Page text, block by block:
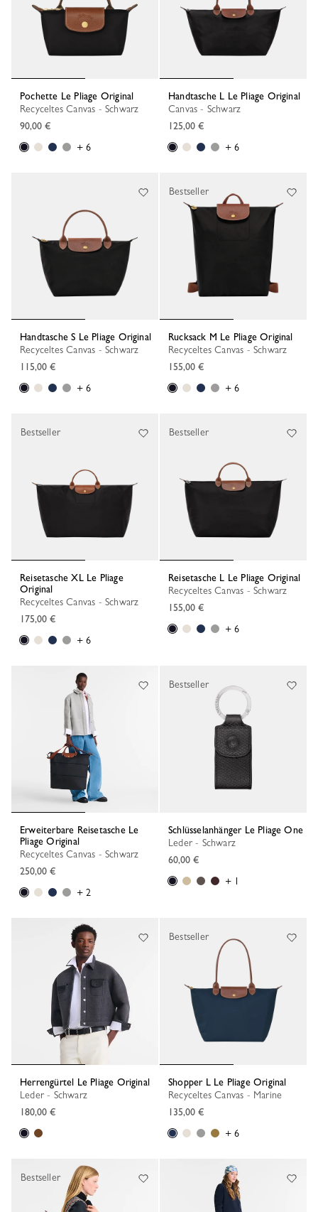
Pochette Le Pliage Original
Recyceltes Canvas - Schwarz
90,00 €
+ 6
Handtasche L Le Pliage Original
Canvas - Schwarz
125,00 €
+ 6
Handtasche S Le Pliage Original
Recyceltes Canvas - Schwarz
115,00 €
+ 6
Rucksack M Le Pliage Original
Recyceltes Canvas - Schwarz
155,00 €
+ 6
Bestseller
Reisetasche XL Le Pliage
Original
Recyceltes Canvas - Schwarz
175,00 €
+ 6
Bestseller
Reisetasche L Le Pliage Original
Recyceltes Canvas - Schwarz
155,00 €
+ 6
Bestseller
Erweiterbare Reisetasche Le
Pliage Original
Recyceltes Canvas - Schwarz
250,00 €
+ 2
Schlüsselanhänger Le Pliage One
Leder - Schwarz
60,00 €
+ 1
Bestseller
Herrengürtel Le Pliage Original
Leder - Schwarz
180,00 €
Shopper L Le Pliage Original
Recyceltes Canvas - Marine
135,00 €
+ 6
Bestseller
Bestseller